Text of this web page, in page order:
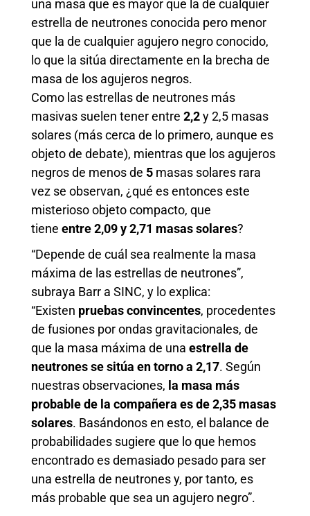
una masa que es mayor que la de cualquier
estrella de neutrones conocida pero menor
que la de cualquier agujero negro conocido,
lo que la sitúa directamente en la brecha de
masa de los agujeros negros.
Como las estrellas de neutrones más
masivas suelen tener entre 2,2y 2,5 masas
solares (más cerca de lo primero, aunque es
objeto de debate), mientras que los agujeros
negros de menos de 5 masas solares rara
vez se observan, ¿qué es entonces este
misterioso objeto compacto, que
tiene entre 2,09 y 2,71 masas solares?
“Depende de cuál sea realmente la masa
máxima de las estrellas de neutrones”,
subraya Barr a SINC, y lo explica:
“Existen pruebas convincentes, procedentes
de fusiones por ondas gravitacionales, de
que la masa máxima de una estrella de
neutrones se sitúa en torno a 2,17. Según
nuestras observaciones, la masa más
probable de la compañera es de 2,35 masas
solares. Basándonos en esto, el balance de
probabilidades sugiere que lo que hemos
encontrado es demasiado pesado para ser
una estrella de neutrones y, por tanto, es
más probable que sea un agujero negro”.